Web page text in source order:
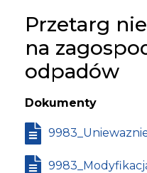
Przetarg nieograniczony
na
odpadów
Dokumenty